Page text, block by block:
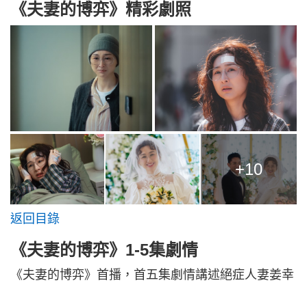
《夫妻的博弈》精彩劇照
+10
返回目錄
《夫妻的博弈》1-5集劇情
《夫妻的博弈》首播，首五集劇情講述絕症人妻姜幸